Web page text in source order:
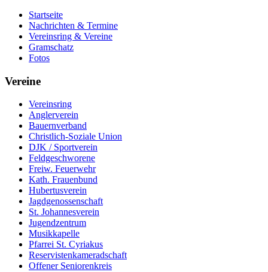
Startseite
Nachrichten & Termine
Vereinsring & Vereine
Gramschatz
Fotos
Vereine
Vereinsring
Anglerverein
Bauernverband
Christlich-Soziale Union
DJK / Sportverein
Feldgeschworene
Freiw. Feuerwehr
Kath. Frauenbund
Hubertusverein
Jagdgenossenschaft
St. Johannesverein
Jugendzentrum
Musikkapelle
Pfarrei St. Cyriakus
Reservistenkameradschaft
Offener Seniorenkreis